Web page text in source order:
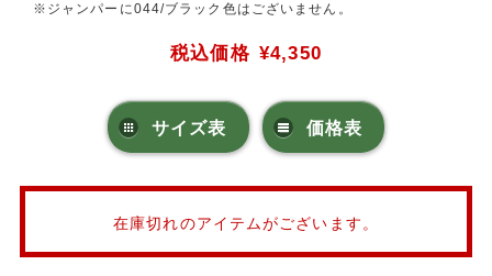
※ジャンパーに044/ブラック色はございません。
税込価格 ¥4,350
サイズ表 価格表
在庫切れのアイテムがございます。